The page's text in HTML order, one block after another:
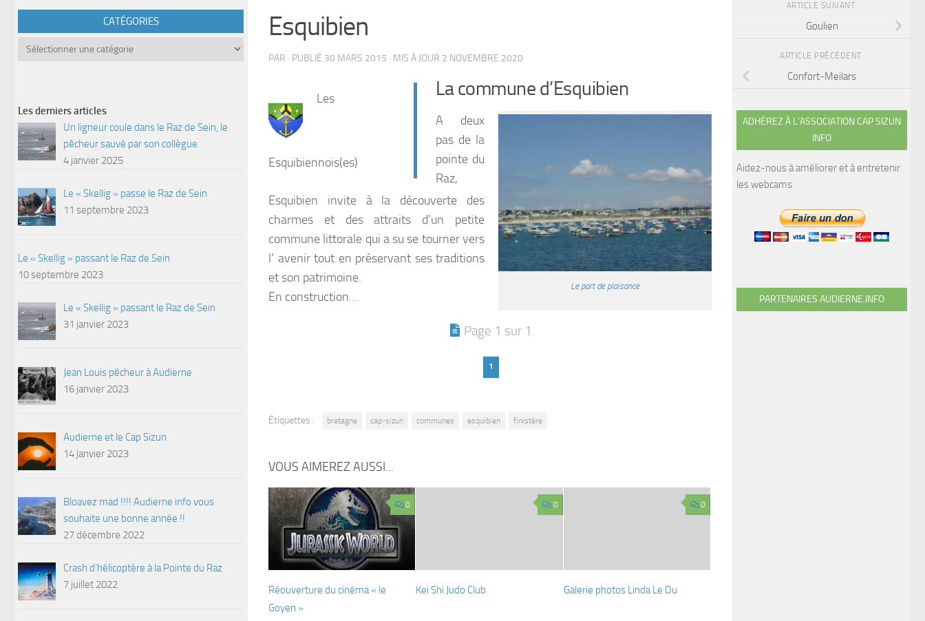
Esquibien
PAR · PUBLIÉ 30 MARS 2015 · MIS À JOUR 2 NOVEMBRE 2020
Les
Esquibiennois(es)
La commune d’Esquibien
Le port de plaisance
A deux
pas de la
pointe du
Raz,
Esquibien invite à la découverte des
charmes et des attraits d’un petite
commune littorale qui a su se tourner vers
l’ avenir tout en préservant ses traditions
et son patrimoine.
En construction…
Page 1 sur 1
1
Étiquettes : bretagne cap-sizun communes esquibien finistère
VOUS AIMEREZ AUSSI...
0
Réouverture du cinéma « le
Goyen »
0
Kei Shi Judo Club
0
Galerie photos Linda Le Du
CATÉGORIES
Catégories
Les derniers articles
Un ligneur coule dans le Raz de Sein, le
pêcheur sauvé par son collègue
4 janvier 2025
Le « Skellig » passe le Raz de Sein
11 septembre 2023
Le « Skellig » passant le Raz de Sein
10 septembre 2023
Le « Skellig » passant le Raz de Sein
31 janvier 2023
Jean Louis pêcheur à Audierne
16 janvier 2023
Audierne et le Cap Sizun
14 janvier 2023
Bloavez mad !!!! Audierne info vous
souhaite une bonne année !!
27 décembre 2022
Crash d’hélicoptère à la Pointe du Raz
7 juillet 2022
ARTICLE SUIVANT
Goulien
ARTICLE PRÉCÉDENT
Confort-Meilars
ADHÉREZ À L’ASSOCIATION CAP SIZUN
INFO
Aidez-nous à améliorer et à entretenir
les webcams
PARTENAIRES AUDIERNE.INFO